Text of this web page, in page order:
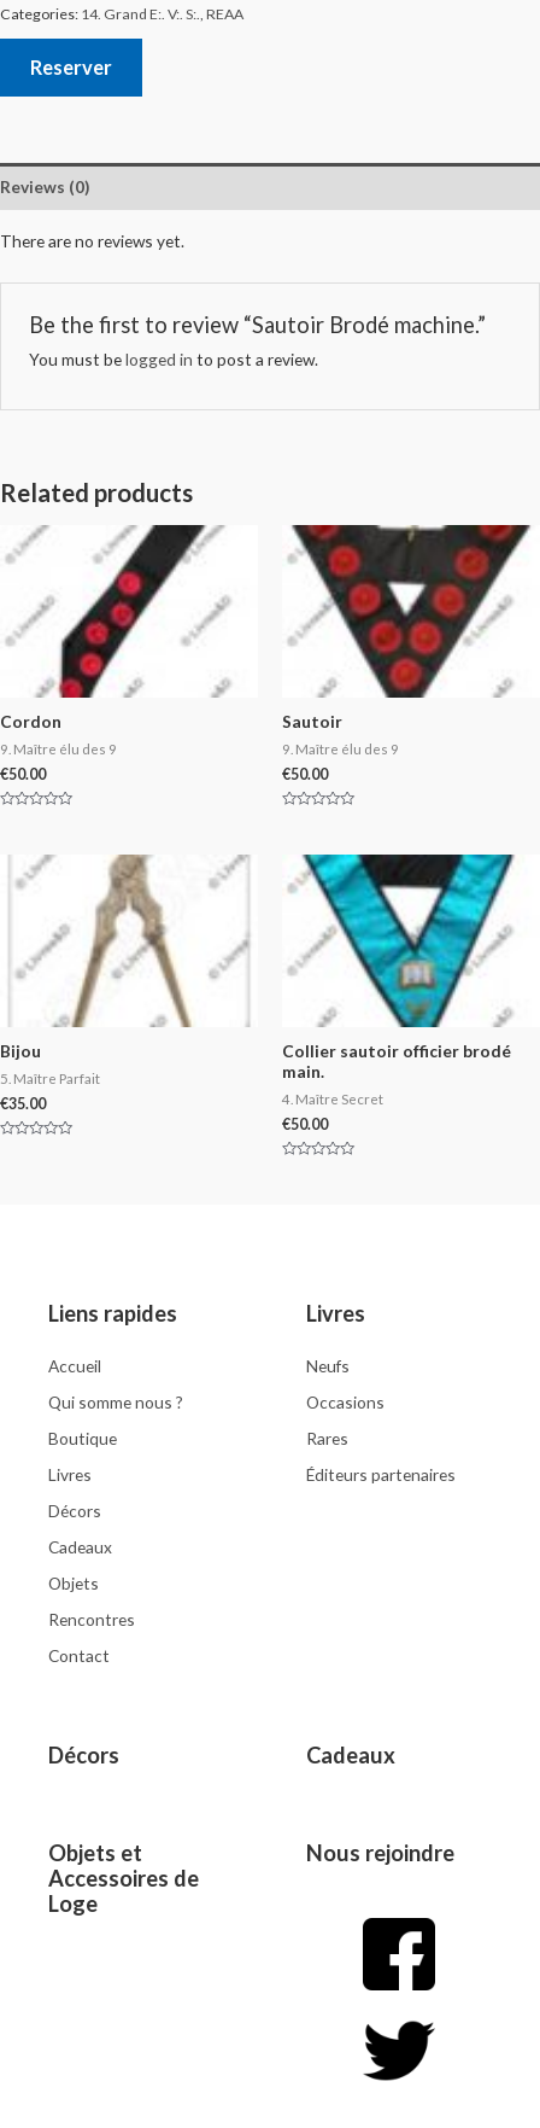
Categories: 14. Grand E:. V:. S:. REAA
Reserver
Reviews (0)
There are no reviews yet.
Be the first to review “Sautoir Brodé machine.”
You must belogged in to post a review.
Related products
Cordon
9. Maître élu des 9
€50.00
of
Sautoir
9. Maître élu des 9
€50.00
Bijou
5. Maître Parfait
€35.00
Collier sautoir officier brodé
main.
4. Maître Secret
€50.00
Liens rapides
Accueil
Qui somme nous ?
Boutique
Livres
Décors
Cadeaux
Objets
Rencontres
Contact
Livres
Neufs
Occasions
Rares
Éditeurs partenaires
Décors Cadeaux
Objets et
Accessoires de
Loge
Nous rejoindre